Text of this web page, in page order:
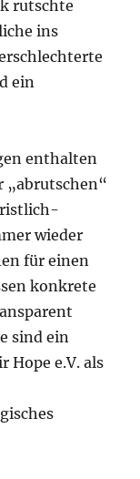
rutschte
ins
ein
enthalten
„abrutschen“
wieder
für einen
konkrete
sind ein
Hope e.V. als